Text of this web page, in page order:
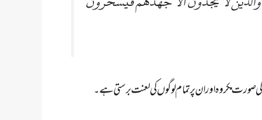
کی صورت مکروہ اور ان پر تمام لوگوں کی لعنت برستی ہے۔